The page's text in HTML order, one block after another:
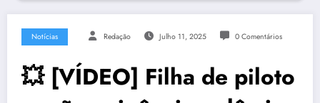
Notícias Redação Julho 11, 2025 0 Comentários
💥 [VÍDEO] Filha de piloto